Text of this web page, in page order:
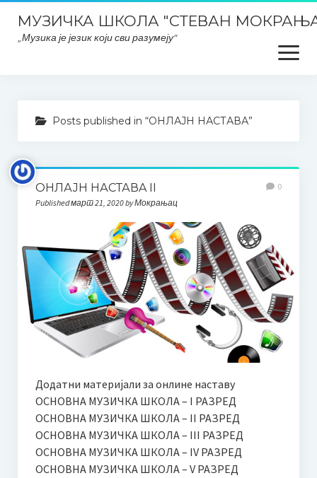
МУЗИЧКА ШКОЛА "СТЕВАН
„Музика је језик који сви разумеју“
open
menu
Школски ПЛАНОВИ и ИЗВЕШТАЈИ
Планска документа школе, извештаји, развојни планови
итд..
План интегритета
Закони и правилници
Заштита података о личности
ОДЛУКЕ
Одлука Наставничког већа о избору уџбеника
Образовање
Основно музичко образовање
Двогодишње образовање
Четворогодишње образовање
Шестогодишње образовање
Posts published in “ОНЛАЈН НАСТАВА”
ОНЛАЈН НАСТАВA II
Published март 21, 2020 by Мокрањац
0
Додатни материјали за онлине наставу
ОСНОВНА МУЗИЧКА ШКОЛА – I РАЗРЕД
ОСНОВНА МУЗИЧКА ШКОЛА – II РАЗРЕД
ОСНОВНА МУЗИЧКА ШКОЛА – III РАЗРЕД
ОСНОВНА МУЗИЧКА ШКОЛА – IV РАЗРЕД
ОСНОВНА МУЗИЧКА ШКОЛА – V РАЗРЕД